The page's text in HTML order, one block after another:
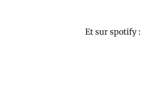
Et sur spotify :